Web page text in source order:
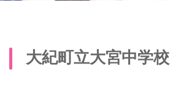
大紀町立大宮中学校